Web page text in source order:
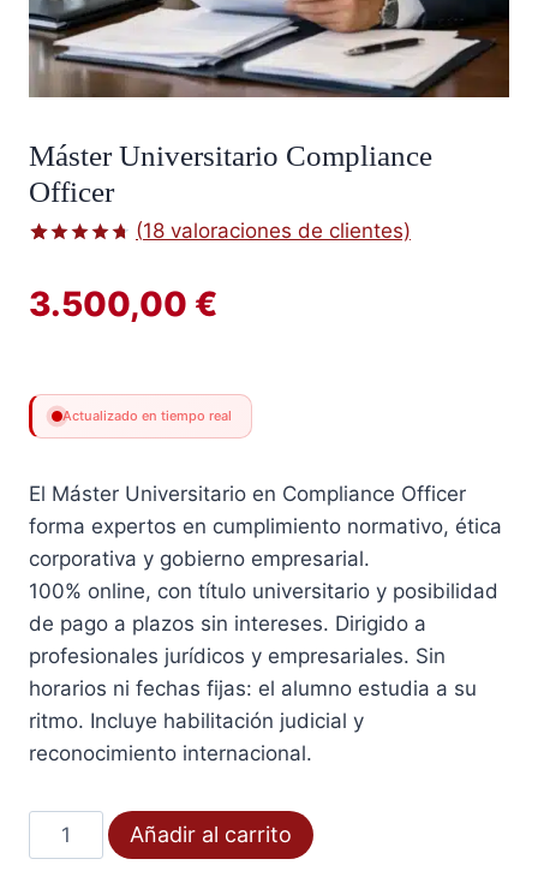
Máster Universitario Compliance
Officer
de 5 en
base a
(18 valoraciones de clientes)
3.500,00 €
Actualizado en tiempo real
El Máster Universitario en Compliance Officer
forma expertos en cumplimiento normativo, ética
corporativa y gobierno empresarial.
100% online, con título universitario y posibilidad
de pago a plazos sin intereses. Dirigido a
profesionales jurídicos y empresariales. Sin
horarios ni fechas fijas: el alumno estudia a su
ritmo. Incluye habilitación judicial y
reconocimiento internacional.
Máster
Universitario
Añadir al carrito